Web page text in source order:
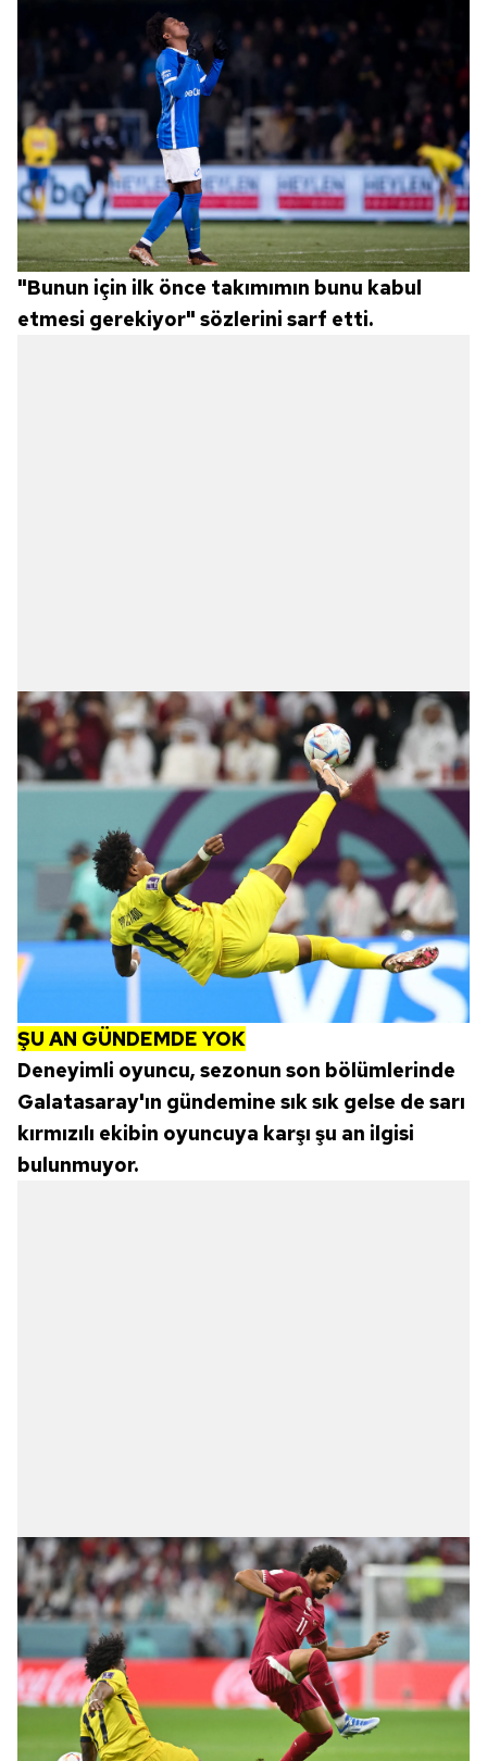
"Bunun için ilk önce takımımın bunu kabul
etmesi gerekiyor" sözlerini sarf etti.
ŞU AN GÜNDEMDE YOK
Deneyimli oyuncu, sezonun son bölümlerinde
Galatasaray'ın gündemine sık sık gelse de sarı
kırmızılı ekibin oyuncuya karşı şu an ilgisi
bulunmuyor.